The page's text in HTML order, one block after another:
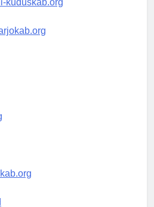
kuduskab.org